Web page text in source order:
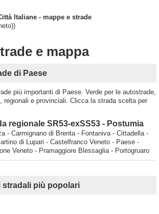
Italiane - mappe e strade
e mappa
di Paese
più importanti di Paese. Verde per le autostrade,
regionali e provinciali. Clicca la strada scelta per
regionale SR53-exSS53 - Postumia
- Carmignano di Brenta - Fontaniva - Cittadella -
di Lupari - Castelfranco Veneto - Paese -
Veneto - Pramaggiore Blessaglia - Portogruaro
stradali più popolari